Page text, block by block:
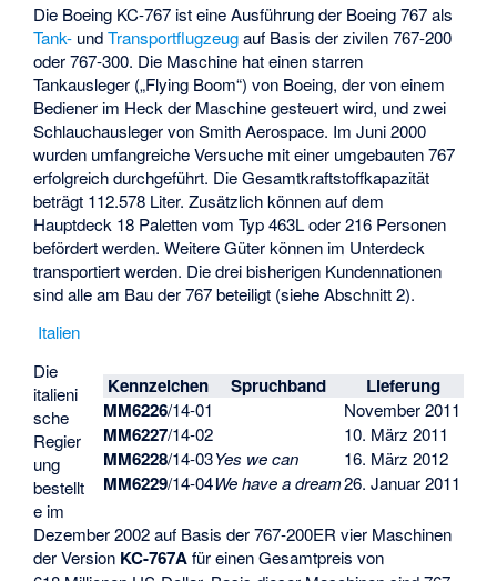
Die Boeing KC-767 ist eine Ausführung der Boeing 767 als
Tank- undTransportflugzeugauf Basis der zivilen 767-200
oder 767-300. Die Maschine hat einen starren
Tankausleger („Flying Boom“) von Boeing, der von einem
Bediener im Heck der Maschine gesteuert wird, und zwei
Schlauchausleger vonSmith Aerospace. Im Juni 2000
wurden umfangreiche Versuche mit einer umgebauten 767
erfolgreich durchgeführt. Die Gesamtkraftstoffkapazität
beträgt 112.578 Liter. Zusätzlich können auf dem
Hauptdeck 18 Paletten vom Typ 463L oder 216 Personen
befördert werden. Weitere Güter können im Unterdeck
transportiert werden. Die drei bisherigen Kundennationen
sind alle am Bau der 767 beteiligt (siehe Abschnitt 2).
Italien
Kennzeichen Spruchband
Lieferung
MM6226/14-01 November 2011
MM6227/14-02 10. März 2011
MM6228/14-03Yes we can 16. März 2012
MM6229/14-04We have a dream26. Januar 2011
Die
italieni
sche
Regier
ung
bestellt
e im
Dezember 2002 auf Basis der 767-200ER vier Maschinen
der Version KC-767Afür einen Gesamtpreis von